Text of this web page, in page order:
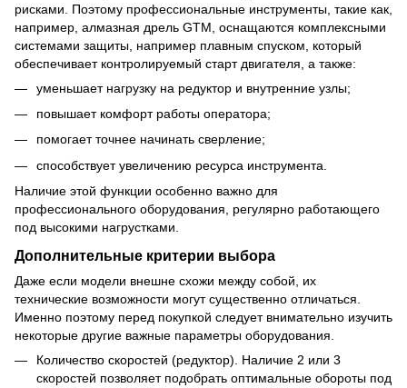
рисками. Поэтому профессиональные инструменты, такие как,
например, алмазная дрель GTM, оснащаются комплексными
системами защиты, например плавным спуском, который
обеспечивает контролируемый старт двигателя, а также:
уменьшает нагрузку на редуктор и внутренние узлы;
повышает комфорт работы оператора;
помогает точнее начинать сверление;
способствует увеличению ресурса инструмента.
Наличие этой функции особенно важно для
профессионального оборудования, регулярно работающего
под высокими нагрустками.
Дополнительные критерии выбора
Даже если модели внешне схожи между собой, их
технические возможности могут существенно отличаться.
Именно поэтому перед покупкой следует внимательно изучить
некоторые другие важные параметры оборудования.
Количество скоростей (редуктор). Наличие 2 или 3
скоростей позволяет подобрать оптимальные обороты под